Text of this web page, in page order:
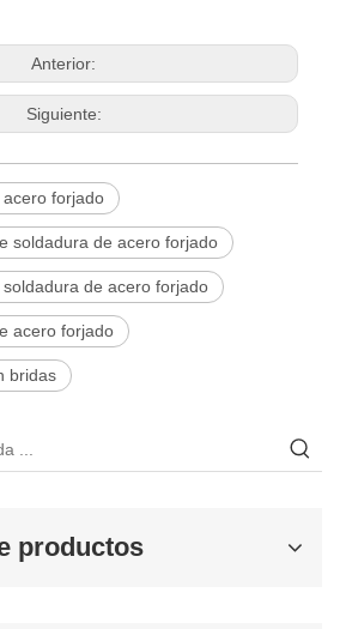
Anterior:
Siguiente:
forjado
soldadura de acero forjado
de acero forjado
acero forjado
bridas
productos